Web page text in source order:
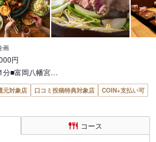
画
円
分■富岡八幡宮…
元対象店 口コミ投稿特典対象店
COIN+支払い可
コース